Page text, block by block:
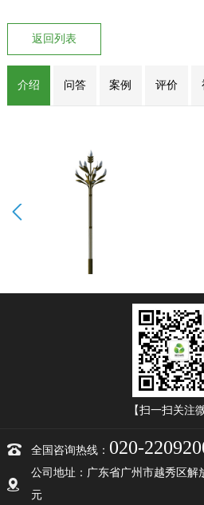
返回列表
介绍 问答 案例 评价
【扫一扫关注
全国咨询热线： 020-
公司地址：广东省广州市越秀区解
元